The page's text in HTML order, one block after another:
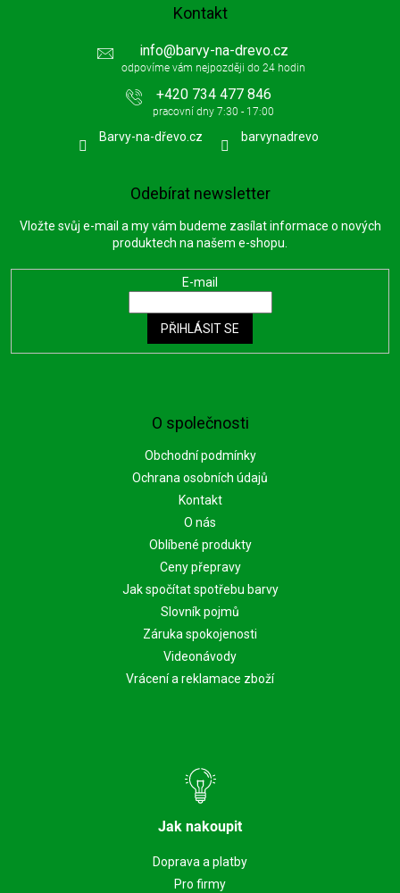
O společnosti
Obchodní podmínky
Ochrana osobních údajů
Kontakt
O nás
Oblíbené produkty
Ceny přepravy
Jak spočítat spotřebu barvy
Slovník pojmů
Záruka spokojenosti
Videonávody
Vrácení a reklamace zboží
Jak nakoupit
Doprava a platby
Pro firmy
Kontakt
info@barvy-na-drevo.cz
+420 734 477 846
Barvy-na-dřevo.cz barvynadrevo
Odebírat newsletter
Vložte svůj e-mail a my vám budeme zasílat informace o nových
produktech na našem e-shopu.
E-mail
PŘIHLÁSIT SE